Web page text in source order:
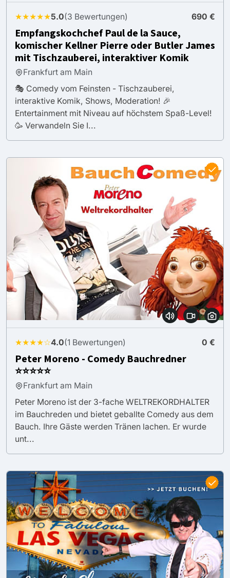
★★★★★5.0(3 Bewertungen) 690 €
Empfangskochchef Paul de la Sauce,
komischer Kellner Pierre oder Butler James
mit Tischzauberei, interaktiver Komik
Frankfurt am Main
🎭 Comedy vom Feinsten - Tischzauberei,
interaktive Komik, Shows, Moderation! 🎉
Entertainment mit Niveau auf höchstem Spaß-Level!
🥳 Verwandeln Sie I...
★★★★☆4.0(1 Bewertungen) 0 €
Peter Moreno - Comedy Bauchredner
⭐⭐⭐⭐⭐
Frankfurt am Main
Peter Moreno ist der 3-fache WELTREKORDHALTER
im Bauchreden und bietet geballte Comedy aus dem
Bauch. Ihre Gäste werden Tränen lachen. Er wurde
unt...